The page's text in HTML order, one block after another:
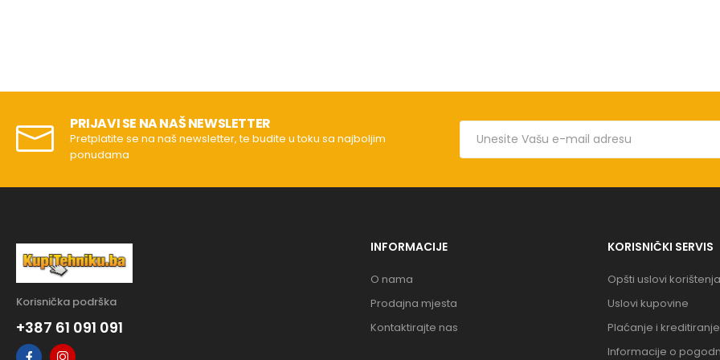
PRIJAVI SE NA NAŠ NEWSLETTER
Pretplatite se na naš newsletter, te budite u toku sa najboljim
ponudama
Korisnička podrška
+387 61 091 091
INFORMACIJE
O nama
Prodajna mjesta
Kontaktirajte nas
KORISNIČKI SERVIS
Opšti uslovi korištenja
Uslovi kupovine
Plaćanje i kreditiranje
Informacije o